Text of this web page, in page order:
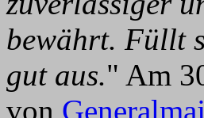
bewährt. Füllt
gut aus." Am
von